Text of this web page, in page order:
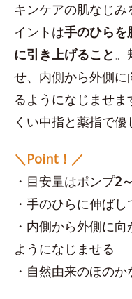
キンケアの肌なじ
イントは手のひらを
に引き上げること。
せ、内側から外側
るようになじませ
くい中指と薬指で優
＼Point！／
・目安量はポンプ2
・手のひらに伸ばし
・内側から外側に向
ようになじませる
・自然由来のほの